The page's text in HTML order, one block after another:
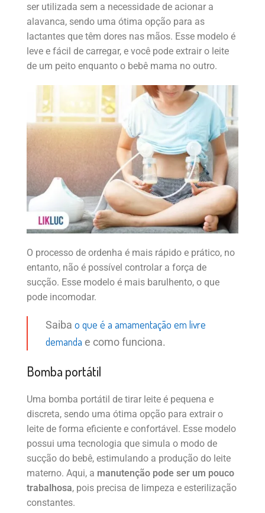
ser utilizada sem a necessidade de acionar a
alavanca, sendo uma ótima opção para as
lactantes que têm dores nas mãos. Esse modelo é
leve e fácil de carregar, e você pode extrair o leite
de um peito enquanto o bebê mama no outro.
O processo de ordenha é mais rápido e prático, no
entanto, não é possível controlar a força de
sucção. Esse modelo é mais barulhento, o que
pode incomodar.
Saiba o que é a amamentação em livre
demanda e como funciona.
Bomba portátil
Uma bomba portátil de tirar leite é pequena e
discreta, sendo uma ótima opção para extrair o
leite de forma eficiente e confortável. Esse modelo
possui uma tecnologia que simula o modo de
sucção do bebê, estimulando a produção do leite
materno. Aqui, a manutenção pode ser um pouco
trabalhosa, pois precisa de limpeza e esterilização
constantes.